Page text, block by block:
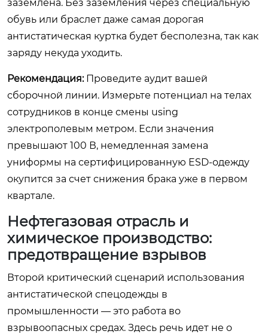
заземлена. Без заземления через специальную
обувь или браслет даже самая дорогая
антистатическая куртка будет бесполезна, так как
заряду некуда уходить.
Рекомендация:Проведите аудит вашей
сборочной линии. Измерьте потенциал на телах
сотрудников в конце смены using
электрополевым метром. Если значения
превышают 100 В, немедленная замена
униформы на сертифицированную ESD-одежду
окупится за счет снижения брака уже в первом
квартале.
Нефтегазовая отрасль и
химическое производство:
предотвращение взрывов
Второй критический сценарий использования
антистатической спецодежды в
промышленности — это работа во
взрывоопасных средах. Здесь речь идет не о